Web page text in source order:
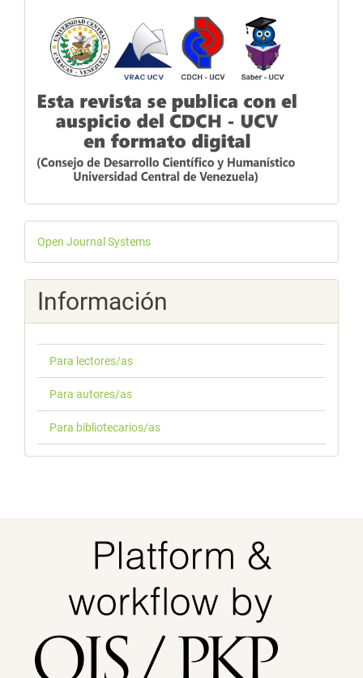
Desarrollado
por
Open Journal Systems
Información
Para lectores/as
Para autores/as
Para bibliotecarios/as